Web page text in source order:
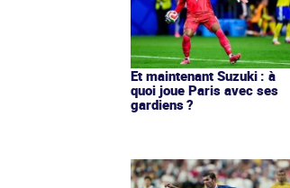
Et maintenant Suzuki : à
quoi joue Paris avec ses
gardiens ?